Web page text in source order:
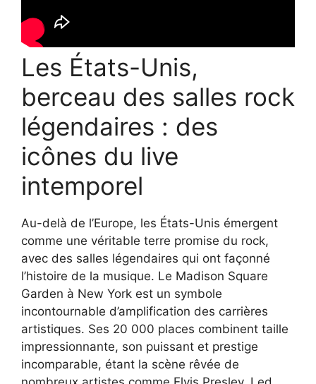
Les États-Unis,
berceau des salles rock
légendaires : des
icônes du live
intemporel
Au-delà de l’Europe, les États-Unis émergent
comme une véritable terre promise du rock,
avec des salles légendaires qui ont façonné
l’histoire de la musique. Le Madison Square
Garden à New York est un symbole
incontournable d’amplification des carrières
artistiques. Ses 20 000 places combinent taille
impressionnante, son puissant et prestige
incomparable, étant la scène rêvée de